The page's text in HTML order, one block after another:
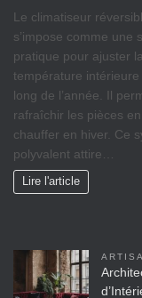
Le climatiseur
s’impose comme une
pratique pour ajuster la
température intérieure
long de l’année. Il
rafraîchir les pièces
chauffer en hiver. Ce
polyvalent attire…
Lire l'article